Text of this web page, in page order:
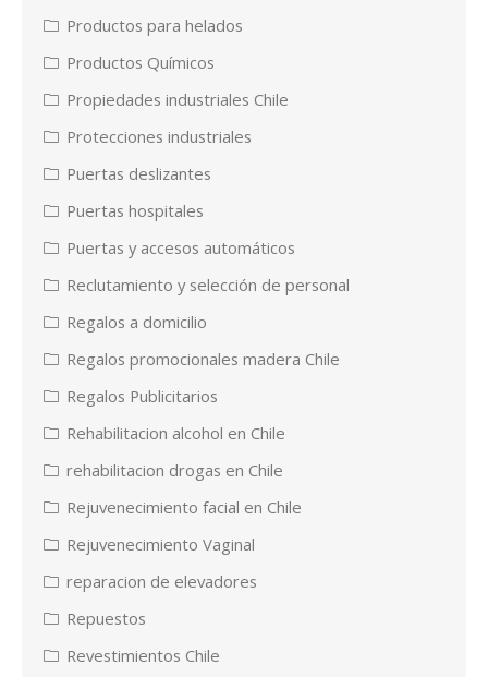
Productos para helados
Productos Químicos
Propiedades industriales Chile
Protecciones industriales
Puertas deslizantes
Puertas hospitales
Puertas y accesos automáticos
Reclutamiento y selección de personal
Regalos a domicilio
Regalos promocionales madera Chile
Regalos Publicitarios
Rehabilitacion alcohol en Chile
rehabilitacion drogas en Chile
Rejuvenecimiento facial en Chile
Rejuvenecimiento Vaginal
reparacion de elevadores
Repuestos
Revestimientos Chile